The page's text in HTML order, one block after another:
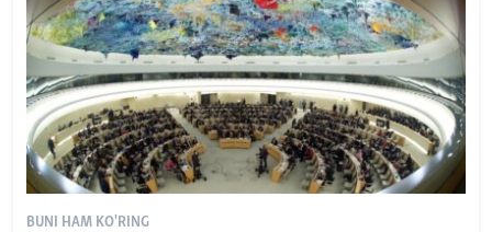
BUNI HAM KO'RING